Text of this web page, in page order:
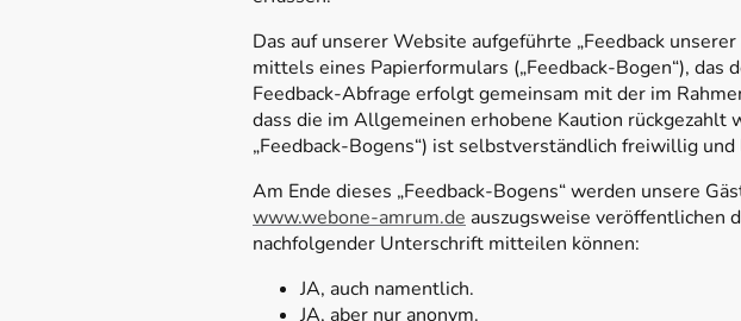
Das auf unserer Website aufgeführte „Feedback
mittels eines Papierformulars („Feedback-Bogen“),
Feedback-Abfrage erfolgt gemeinsam mit der im
dass die im Allgemeinen erhobene Kaution
„Feedback-Bogens“) ist selbstverständlich freiwillig
Am Ende dieses „Feedback-Bogens“ werden unsere
www.webone-amrum.de auszugsweise veröffentlichen
nachfolgender Unterschrift mitteilen können:
JA, auch namentlich.
JA, aber nur anonym.